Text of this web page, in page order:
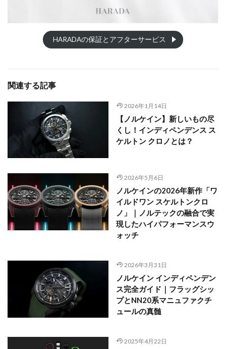
HARADAの保証とアフターサービス
関連する記事
2026年1月14日
【ノルケイン】新しいもの尽
くし！インディペンデンス ス
ケルトン クロノとは？
2026年5月6日
ノルケインの2026年新作「ワ
イルドワン スケルトンクロ
ノ」｜ノルテックの融合で実
現したハイパフォーマンスウ
ォッチ
2026年3月31日
ノルケイン インディペンデン
ス完全ガイド｜フラッグシッ
プとNN20系マニュファクチ
ュールの真髄
2025年4月22日